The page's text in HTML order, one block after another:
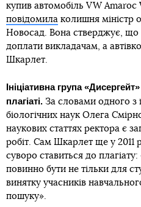
купив автомобіль VW Amaroc
повідомила колишня міністр
Новосад. Вона стверджує, що
доплати викладачам, а
Шкарлет.
Ініціативна група «Дисергейт»
плагіаті. За словами одного з
біологічних наук Олега
наукових статтях ректора є
робіт. Сам Шкарлет ще у 2011
суворо ставиться до
повинно бути не тільки для
винятку учасників
пошуку».